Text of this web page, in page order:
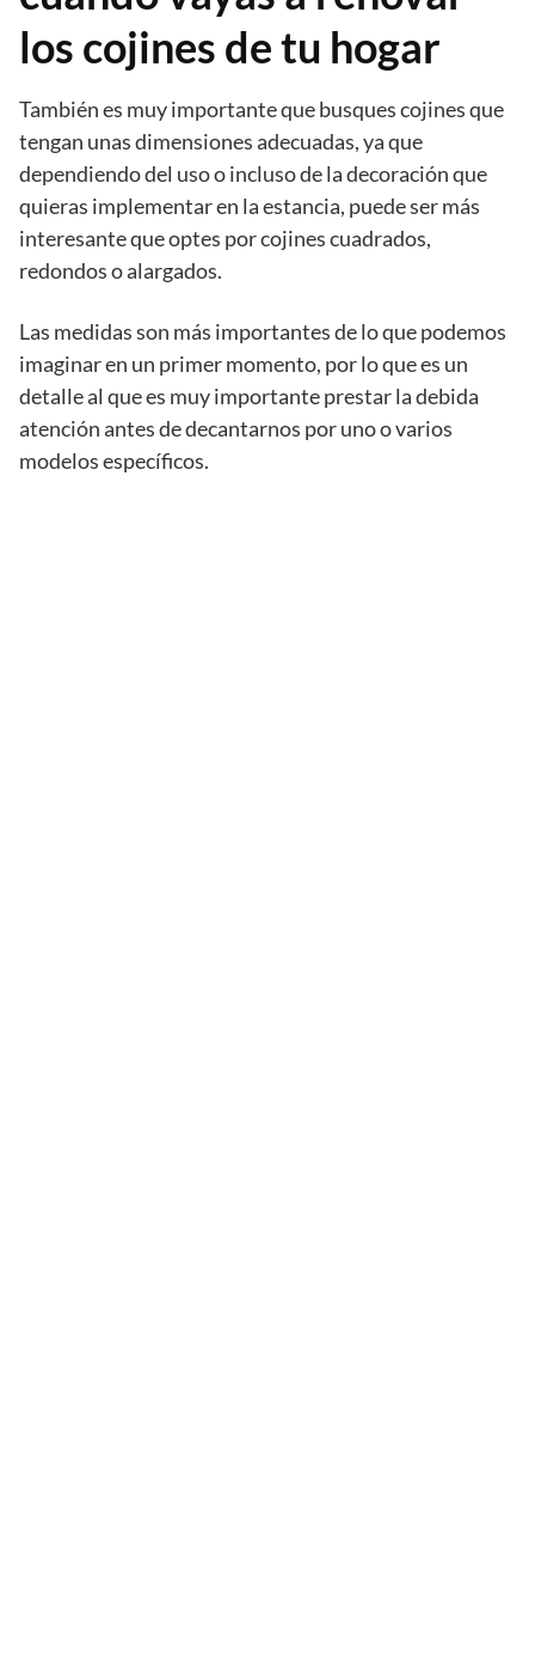
los cojines de tu hogar
También es muy importante que busques cojines que
tengan unas dimensiones adecuadas, ya que
dependiendo del uso o incluso de la decoración que
quieras implementar en la estancia, puede ser más
interesante que optes por cojines cuadrados,
redondos o alargados.
Las medidas son más importantes de lo que podemos
imaginar en un primer momento, por lo que es un
detalle al que es muy importante prestar la debida
atención antes de decantarnos por uno o varios
modelos específicos.